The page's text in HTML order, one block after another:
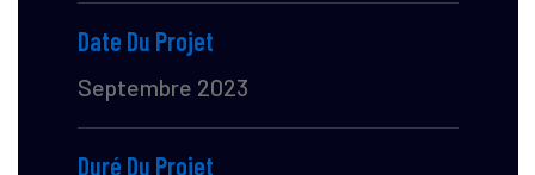
Date Du Projet
Septembre 2023
Duré Du Projet